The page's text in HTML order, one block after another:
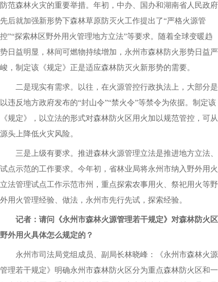
防范森林火灾的重要举措。年初，中办、国办和湖南省人民政府
先后就加强新形势下森林草原防灭火工作提出了“严格火源管
控”“探索林区野外用火管理地方立法”等要求。随着全球变暖趋
势日益明显，林间可燃物持续增加，永州市森林防火形势日益严
峻，制定该《规定》正是适应森林防灭火新形势的需要。
二是现实有需求。以往，在火源管控行政执法上，大部分是
以违反地方政府发布的“封山令”“禁火令”等禁令为依据。制定该
《规定》，以立法的形式对森林防火区用火加以规范管控，可从
源头上降低火灾风险。
三是上级有要求。推进森林火源管理立法是推进地方立法、
试点示范的工作要求。今年初，省林业局将永州市纳入野外用火
立法管理试点工作示范市州，重点探索农事用火、祭祀用火等野
外用火管理经验、做法，永州市先行先试，探索经验。
记者：请问《永州市森林火源管理若干规定》对森林防火区
野外用火具体怎么规定的？
永州市司法局党组成员、副局长林晓峰：《永州市森林火源
管理若干规定》明确永州市森林防火区分为重点森林防火区和一